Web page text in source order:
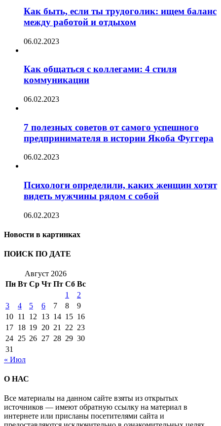
Как быть, если ты трудоголик: ищем баланс
между работой и отдыхом
06.02.2023
Как общаться с коллегами: 4 стиля
коммуникации
06.02.2023
7 полезных советов от самого успешного
предпринимателя в истории Якоба Фуггера
06.02.2023
Психологи определили, каких женщин хотят
видеть мужчины рядом с собой
06.02.2023
Новости в картинках
ПОИСК ПО ДАТЕ
Август 2026
Пн Вт Ср Чт Пт Сб Вс
1
2
3
4 5 6 7 8
9
10 11 12 13 14 15 16
17 18 19 20 21 22 23
24 25 26 27 28 29 30
31
« Июл
О НАС
Все материалы на данном сайте взяты из открытых
источников — имеют обратную ссылку на материал в
интернете или присланы посетителями сайта и